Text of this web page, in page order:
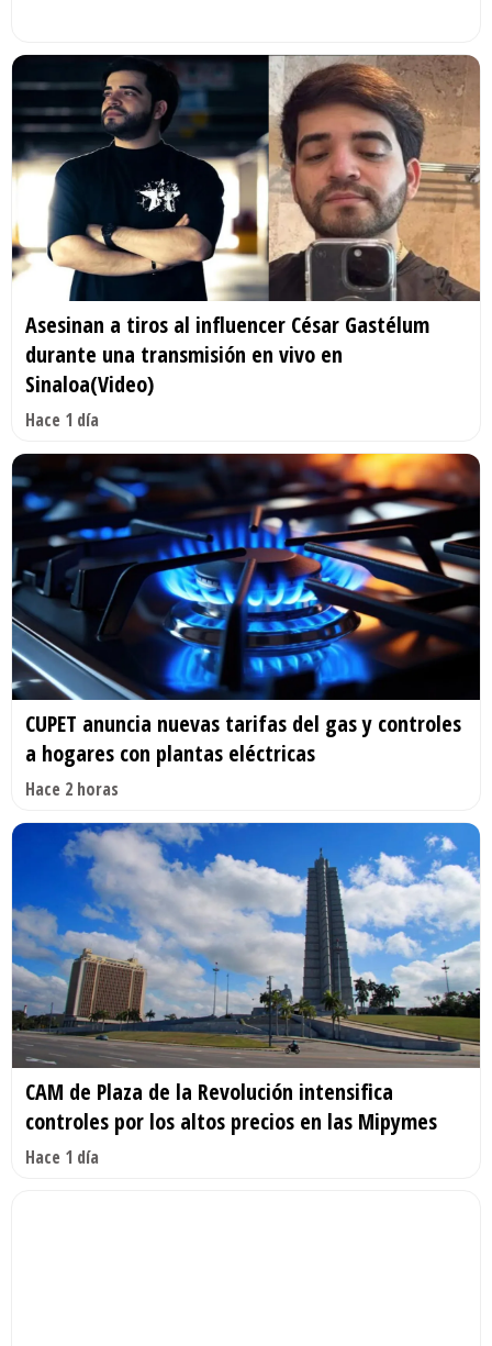
Asesinan a tiros al influencer César Gastélum
durante una transmisión en vivo en
Sinaloa(Video)
Hace 1 día
CUPET anuncia nuevas tarifas del gas y controles
a hogares con plantas eléctricas
Hace 2 horas
CAM de Plaza de la Revolución intensifica
controles por los altos precios en las Mipymes
Hace 1 día